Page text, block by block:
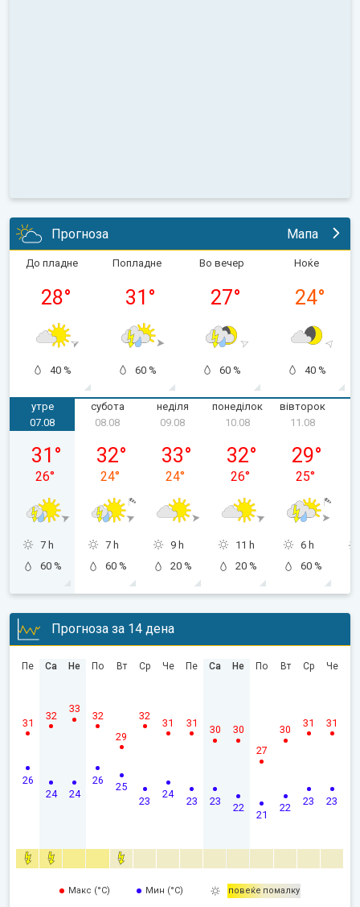
Прогноза Мапа
До пладне
28°
40 %
Попладне
31 °
60 %
Во вечер
27°
60 %
Ноќе
24°
40 %
утре
пʼятниця, 07.08
07.08
31 °
26°
7 h
60 %
субота
08.08
32°
24°
7 h
60 %
неділя
09.08
33°
24°
9 h
20 %
понеділок
10.08
32°
26°
11 h
20 %
вівторок
11.08
29°
25°
6 h
60 %
Прогноза за 14 дена
Пе
26
31
Са
24
32
Не
24
33
По
26
32
Вт
25
29
Ср
23
32
Че
24
31
Пе
23
31
Са
23
30
Не
22
30
По
21
27
Вт
22
30
Ср
23
31
Че
23
31
Макс (°C) Мин (°C) повеќе помалку